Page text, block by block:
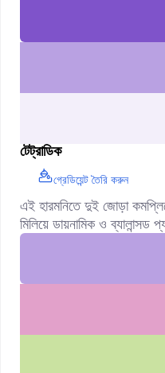
টেট্রাডিক
গ্রেডিয়েন্ট তৈরি করুন
এই হারমনিতে দুই জোড়া
মিলিয়ে ডায়নামিক ও ব্যালান্সড